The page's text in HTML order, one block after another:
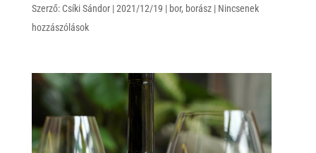
Szerző: Csíki Sándor|2021/12/19 | bor, borász| Nincsenek
hozzászólások